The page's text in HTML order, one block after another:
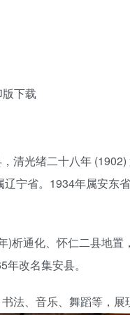
下载
清光绪二十八年
宁省。1934年属安东
)析通化、怀仁二县地
改名集安县。
法、音乐、舞蹈等，展